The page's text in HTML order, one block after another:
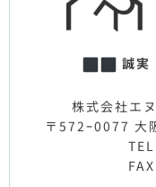
誠
株式会社エ
〒572ｰ0077 大